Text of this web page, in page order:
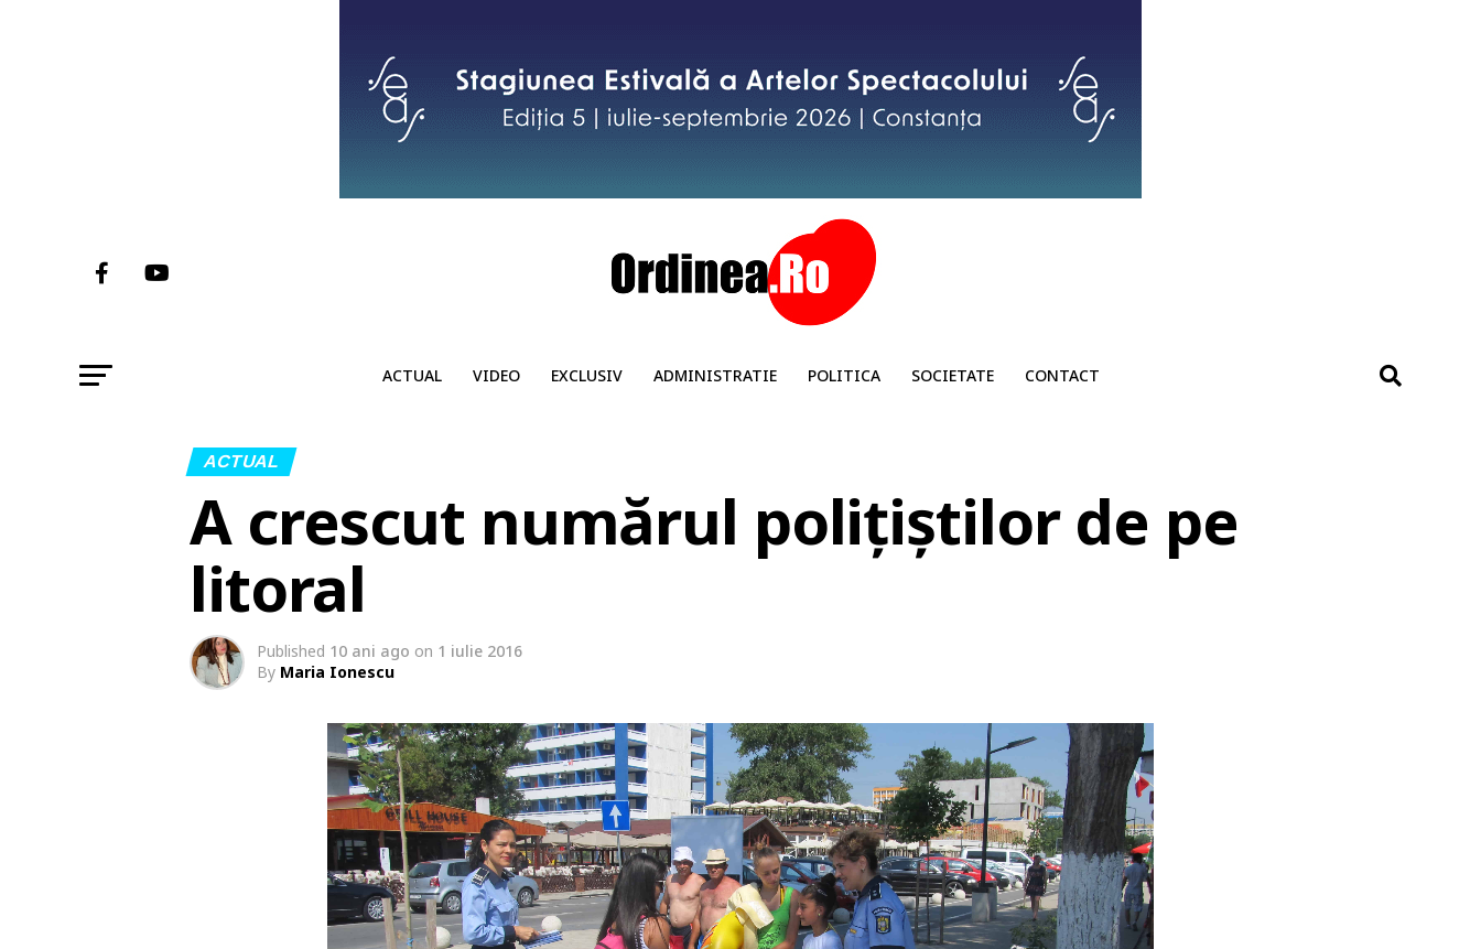
ACTUAL VIDEO EXCLUSIV ADMINISTRATIE POLITICA SOCIETATE CONTACT
ACTUAL
A crescut numărul polițiștilor de pe
litoral
Published 10 ani ago on 1 iulie 2016
By Maria Ionescu